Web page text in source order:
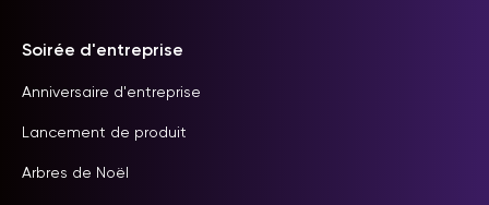
Soirée d'entreprise
Anniversaire d'entreprise
Lancement de produit
Arbres de Noël